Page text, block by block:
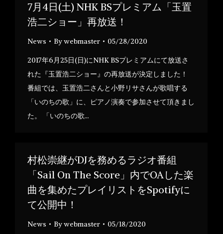
7月4日(土) NHK BSプレミアム「玉置
浩二ショー」再放送！
News Bywebmaster 05/28/2020
2017年6月25日(日)にNHK BSプレミアムにて放送さ
れた『玉置浩二ショー』の再放送が決定しました！
番組では、玉置浩二さんと小野リサさんが歌唱する
「いのちの歌」に、ピアノ演奏で参加させて頂きまし
た。 「いのちの歌…
村松崇継がDJを務めるラジオ番組
「Sail On The Score」内でOAした楽
曲を集めたプレイリストをSpotifyに
て公開中！
News Bywebmaster 05/18/2020